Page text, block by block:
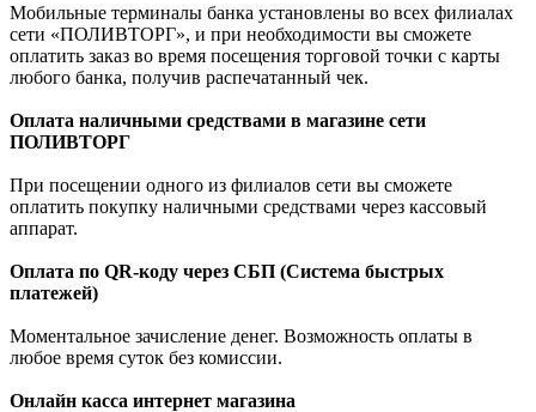
Мобильные терминалы банка установлены во всех филиалах
сети «ПОЛИВТОРГ», и при необходимости вы сможете
оплатить заказ во время посещения торговой точки с карты
любого банка, получив распечатанный чек.
Оплата наличными средствами в магазине сети
ПОЛИВТОРГ
При посещении одного из филиалов сети вы сможете
оплатить покупку наличными средствами через кассовый
аппарат.
Оплата по QR-коду через СБП (Система быстрых
платежей)
Моментальное зачисление денег. Возможность оплаты в
любое время суток без комиссии.
Онлайн касса интернет магазина